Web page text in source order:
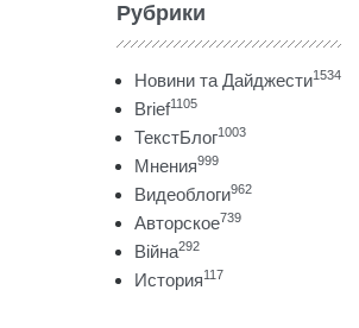
Рубрики
Новини та Дайджести1534
Brief1105
ТекстБлог1003
Мнения999
Видеоблоги962
Авторское739
Війна292
История117